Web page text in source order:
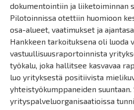
dokumentointiin ja liiketoiminnan
Pilotoinnissa otettiin huomioon
osa-alueet, vaatimukset ja
Hankkeen tarkoituksena oli luoda
vastuullisuusraportoinnista
työkalu, joka hallitsee kasvavaa
luo yrityksestä positiivista
yhteistyökumppaneiden suuntaan.
yrityspalveluorganisaatioissa